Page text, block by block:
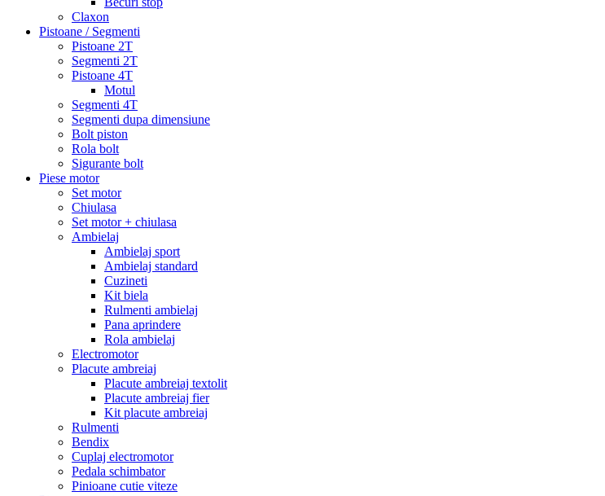
Claxon
Pistoane / Segmenti
Pistoane 2T
Segmenti 2T
Pistoane 4T
Motul
Segmenti 4T
Segmenti dupa dimensiune
Bolt piston
Rola bolt
Sigurante bolt
Piese motor
Set motor
Chiulasa
Set motor + chiulasa
Ambielaj
Ambielaj sport
Ambielaj standard
Cuzineti
Kit biela
Rulmenti ambielaj
Pana aprindere
Rola ambielaj
Electromotor
Placute ambreiaj
Placute ambreiaj textolit
Placute ambreiaj fier
Kit placute ambreiaj
Rulmenti
Bendix
Cuplaj electromotor
Pedala schimbator
Pinioane cutie viteze